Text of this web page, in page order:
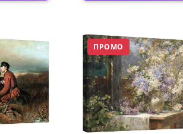
has
multiple
variants.
The
options
may
be
ПРОМО